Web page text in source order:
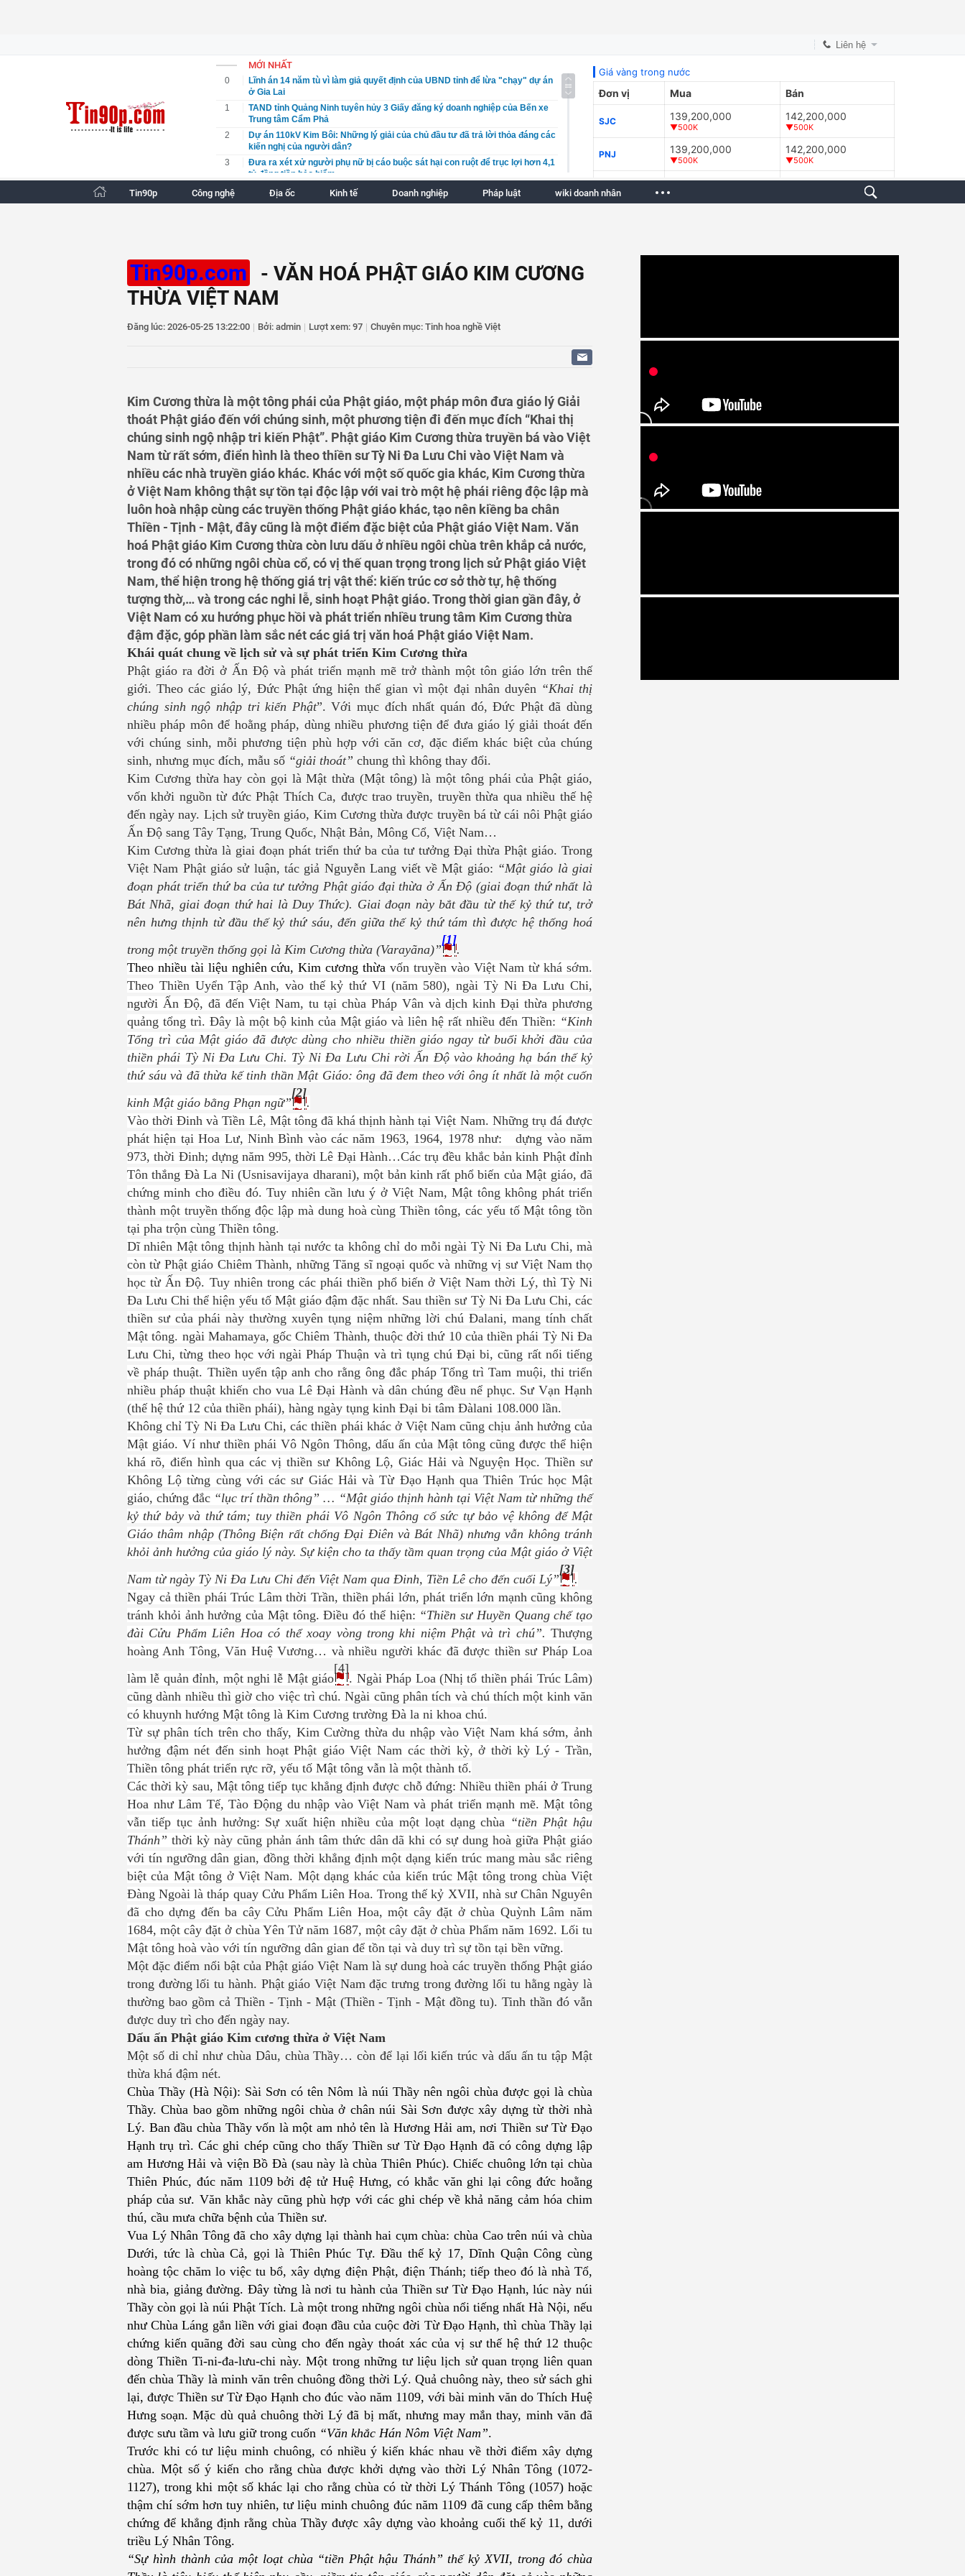
Liên hệ
MỚI NHẤT
0
Lĩnh án 14 năm tù vì làm giả quyết định của UBND tỉnh để lừa "chạy" dự án
ở Gia Lai
1
TAND tỉnh Quảng Ninh tuyên hủy 3 Giấy đăng ký doanh nghiệp của Bến xe
Trung tâm Cẩm Phả
2
Dự án 110kV Kim Bôi: Những lý giải của chủ đầu tư đã trả lời thỏa đáng các
kiến nghị của người dân?
3
Đưa ra xét xử người phụ nữ bị cáo buộc sát hại con ruột để trục lợi hơn 4,1
tỷ đồng tiền bảo hiểm
4
Sở Tư pháp Đồng Nai kiểm tra công tác chứng thực tại UBND xã Tà Lài
5
Việt Nam duy trì vị thế xuất nhập khẩu gạo hàng đầu thế giới
USD
8
Giá xăng dầu đồng loạt giảm trong kỳ điều hành ngày 6/8
9
Cơ quan quản lý và chuyên gia bàn giải pháp quản trị rủi ro thuế thương mại
điện tử
EU
14
Đề xuất phân quyền triệt để cho các thành phố là đô thị đặc biệt
Tin90p Công nghệ Địa ốc Kinh tế Doanh nghiệp Pháp luật wiki doanh nhân
Tin90p.com
- VĂN HOÁ PHẬT GIÁO KIM CƯƠNG
THỪA VIỆT NAM
Đăng lúc: 2026-05-25 13:22:00 | Bởi: admin | Lượt xem: 97 | Chuyên mục: Tinh hoa nghề Việt
Kim Cương thừa là một tông phái của Phật giáo, một pháp môn đưa giáo lý Giải
thoát Phật giáo đến với chúng sinh, một phương tiện đi đến mục đích “Khai thị
chúng sinh ngộ nhập tri kiến Phật”. Phật giáo Kim Cương thừa truyền bá vào Việt
Nam từ rất sớm, điển hình là theo thiền sư Tỳ Ni Đa Lưu Chi vào Việt Nam và
nhiều các nhà truyền giáo khác. Khác với một số quốc gia khác, Kim Cương thừa
ở Việt Nam không thật sự tồn tại độc lập với vai trò một hệ phái riêng độc lập mà
luôn hoà nhập cùng các truyền thống Phật giáo khác, tạo nên kiềng ba chân
Thiền - Tịnh - Mật, đây cũng là một điểm đặc biệt của Phật giáo Việt Nam. Văn
hoá Phật giáo Kim Cương thừa còn lưu dấu ở nhiều ngôi chùa trên khắp cả nước,
trong đó có những ngôi chùa cổ, có vị thế quan trọng trong lịch sử Phật giáo Việt
Nam, thể hiện trong hệ thống giá trị vật thể: kiến trúc cơ sở thờ tự, hệ thống
tượng thờ,… và trong các nghi lễ, sinh hoạt Phật giáo. Trong thời gian gần đây, ở
Việt Nam có xu hướng phục hồi và phát triển nhiều trung tâm Kim Cương thừa
đậm đặc, góp phần làm sắc nét các giá trị văn hoá Phật giáo Việt Nam.
Khái quát chung về lịch sử và sự phát triển Kim Cương thừa
Phật giáo ra đời ở Ấn Độ và phát triển mạnh mẽ trở thành một tôn giáo lớn trên thế
giới.Theo các giáo lý, Đức Phật ứng hiện thế gian vì một đại nhân duyên“Khai thị
chúng sinh ngộ nhập tri kiến Phật”. Với mục đích nhất quán đó, Đức Phật đã dùng
nhiều pháp môn để hoằng pháp, dùng nhiều phương tiện để đưa giáo lý giải thoát đến
với chúng sinh, mỗi phương tiện phù hợp với căn cơ, đặc điểm khác biệt của chúng
sinh, nhưng mục đích, mẫu số “giải thoát” chung thì không thay đổi.
Kim Cương thừa hay còn gọi là Mật thừa (Mật tông) là một tông phái của Phật giáo,
vốn khởi nguồn từ đức Phật Thích Ca, được trao truyền, truyền thừa qua nhiều thế hệ
đến ngày nay. Lịch sử truyền giáo, Kim Cương thừa được truyền bá từ cái nôi Phật giáo
Ấn Độ sang Tây Tạng, Trung Quốc, Nhật Bản, Mông Cổ, Việt Nam…
Kim Cương thừa là giai đoạn phát triển thứ ba của tư tưởng Đại thừa Phật giáo. Trong
Việt Nam Phật giáo sử luận, tác giả Nguyễn Lang viết về Mật giáo: “Mật giáo là giai
đoạn phát triển thứ ba của tư tưởng Phật giáo đại thừa ở Ấn Độ (giai đoạn thứ nhất là
Bát Nhã, giai đoạn thứ hai là Duy Thức). Giai đoạn này bắt đầu từ thế kỷ thứ tư, trở
nên hưng thịnh từ đầu thế kỷ thứ sáu, đến giữa thế kỷ thứ tám thì được hệ thống hoá
trong một truyền thống gọi là Kim Cương thừa (Varayãna)”
[1]
.
Theo nhiều tài liệu nghiên cứu, Kim cương thừa vốn truyền vào Việt Nam từ khá sớm.
Theo Thiền UyểnTậpAnh, vào thế kỷ thứ VI(năm 580), ngài Tỳ Ni Đa Lưu Chi,
người Ấn Độ, đã đến Việt Nam, tu tại chùa Pháp Vânvà dịch kinh Đại thừa phương
quảng tổng trì. Đây là một bộ kinh của Mật giáo và liên hệ rất nhiều đến Thiền: “Kinh
Tổng trì của Mật giáo đã được dùng cho nhiều thiền giáo ngay từ buổi khởi đầu của
thiền phái Tỳ Ni Đa Lưu Chi. Tỳ Ni Đa Lưu Chi rời Ấn Độ vào khoảng hạ bán thế kỷ
thứ sáu và đã thừa kế tinh thần Mật Giáo: ông đã đem theo với ông ít nhất là một cuốn
kinh Mật giáo bằng Phạn ngữ”
[2]
.
Vào thời Đinh và Tiền Lê, Mật tông đã khá thịnh hành tại Việt Nam. Những trụ đá được
phát hiện tại Hoa Lư, Ninh Bình vào các năm 1963, 1964, 1978 như: dựng vào năm
973, thời Đinh; dựng năm 995, thời Lê Đại Hành…Các trụ đều khắc bản kinh Phật đỉnh
Tôn thắng Đà La Ni (Usnisavijaya dharani), một bản kinh rất phổ biến của Mật giáo, đã
chứng minh cho điều đó. Tuy nhiên cần lưu ý ở Việt Nam, Mật tông không phát triển
thành một truyền thống độc lập mà dung hoà cùng Thiền tông, các yếu tố Mật tông tồn
tại pha trộn cùng Thiền tông.
Dĩ nhiên Mật tông thịnh hành tại nước ta không chỉ do mỗi ngài Tỳ Ni Đa Lưu Chi, mà
còn từ Phật giáo Chiêm Thành, những Tăng sĩ ngoại quốc và những vị sư Việt Nam thọ
học từ Ấn Độ. Tuynhiên trong các phái thiền phổ biến ở Việt Nam thời Lý, thì Tỳ Ni
Đa Lưu Chi thể hiện yếu tố Mật giáo đậm đặc nhất. Sau thiền sư Tỳ Ni Đa Lưu Chi, các
thiền sư của phái này thường xuyên tụng niệm những lời chú Đalani, mang tính chất
Mật tông. ngài Mahamaya, gốc Chiêm Thành, thuộc đời thứ 10 của thiền phái Tỳ Ni Đa
Lưu Chi, từng theo học với ngài Pháp Thuận và trì tụng chú Đại bi, cũng rất nổi tiếng
về pháp thuật. Thiền uyển tập anh cho rằng ông đắc pháp Tổng trì Tam muội, thi triển
nhiều pháp thuật khiến cho vua Lê Đại Hành và dân chúng đều nể phục. Sư Vạn Hạnh
(thế hệ thứ 12 của thiền phái), hàng ngày tụng kinh Đại bi tâm Đàlani 108.000 lần.
Không chỉ Tỳ Ni Đa Lưu Chi, các thiền phái khác ở Việt Nam cũng chịu ảnh hưởng của
Mật giáo. Ví như thiền phái Vô Ngôn Thông, dấu ấn của Mật tông cũng được thể hiện
khá rõ, điển hình qua các vị thiền sư Không Lộ, Giác Hải và Nguyện Học. Thiền sư
Không Lộ từng cùng với các sư Giác Hải và Từ Đạo Hạnh qua Thiên Trúc học Mật
giáo, chứng đắc “lục trí thần thông” … “Mật giáo thịnh hành tại Việt Nam từ những thế
kỷ thứ bảy và thứ tám; tuy thiền phái Vô Ngôn Thông cố sức tự bảo vệ không để Mật
Giáo thâm nhập (Thông Biện rất chống Đại Điên và Bát Nhã) nhưng vẫn không tránh
khỏi ảnh hưởng của giáo lý này. Sự kiện cho ta thấy tầm quan trọng của Mật giáo ở Việt
Nam từ ngày Tỳ Ni Đa Lưu Chi đến Việt Nam qua Đinh, Tiền Lê cho đến cuối Lý”
[3]
.
Ngay cả thiền phái Trúc Lâm thời Trần, thiền phái lớn, phát triển lớn mạnh cũng không
tránh khỏi ảnh hưởng của Mật tông. Điều đó thể hiện: “Thiền sư Huyền Quang chế tạo
đài Cửu Phẩm Liên Hoa có thể xoay vòng trong khi niệm Phật và trì chú”. Thượng
hoàng Anh Tông, Văn Huệ Vương… và nhiều người khác đã được thiền sư Pháp Loa
làm lễ quản đỉnh, một nghi lễ Mật giáo
[4]
. Ngài Pháp Loa (Nhị tổ thiền phái Trúc Lâm)
cũng dành nhiều thì giờ cho việc trì chú. Ngài cũng phân tích và chú thích một kinh văn
có khuynh hướng Mật tông là Kim Cương trường Đà la ni khoa chú.
Từ sự phân tích trên cho thấy, Kim Cường thừa du nhập vào Việt Nam khá sớm, ảnh
hưởng đậm nét đến sinh hoạt Phật giáo Việt Nam các thời kỳ, ở thời kỳ Lý - Trần,
Thiền tông phát triển rực rỡ, yếu tố Mật tông vẫn là một thành tố.
Các thời kỳ sau, Mật tông tiếp tục khẳng định được chỗ đứng: Nhiều thiền phái ở Trung
Hoa như Lâm Tế, Tào Động du nhập vào Việt Nam và phát triển mạnh mẽ. Mật tông
vẫn tiếp tục ảnh hưởng: Sự xuất hiện nhiều của một loạt dạng chùa “tiền Phật hậu
Thánh” thời kỳ này cũng phản ánh tâm thức dân dã khi có sự dung hoà giữa Phật giáo
với tín ngưỡng dân gian, đồng thời khẳng định một dạng kiến trúc mang màu sắc riêng
biệt của Mật tông ở Việt Nam. Một dạng khác của kiến trúc Mật tông trong chùa Việt
Đàng Ngoài là tháp quay Cửu Phẩm Liên Hoa. Trong thế kỷ XVII, nhà sư Chân Nguyên
đã cho dựng đến ba cây Cửu Phẩm Liên Hoa, một cây đặt ở chùa Quỳnh Lâm năm
1684, một cây đặt ở chùa Yên Tử năm 1687, một cây đặt ở chùa Phẩm năm 1692. Lối tu
Mật tông hoà vào với tín ngưỡng dân gian để tồn tại và duy trì sự tồn tại bền vững.
Một đặc điểm nổi bật của Phật giáo Việt Nam là sự dung hoà các truyền thống Phật giáo
trong đường lối tu hành. Phật giáo Việt Nam đặc trưng trong đường lối tu hằng ngày là
thường bao gồm cả Thiền - Tịnh - Mật (Thiền - Tịnh - Mật đồng tu). Tinh thần đó vẫn
được duy trì cho đến ngày nay.
Dấu ấn Phật giáo Kim cương thừa ở Việt Nam
Một số di chỉ như chùa Dâu, chùa Thầy… còn để lại lối kiến trúc và dấu ấn tu tập Mật
thừa khá đậm nét.
Chùa Thầy (Hà Nội): Sài Sơn có tên Nôm là núi Thầy nên ngôi chùa được gọi là chùa
Thầy. Chùa bao gồm những ngôi chùaở chân núi Sài Sơn được xây dựng từ thờinhà
Lý. Ban đầu chùa Thầy vốn là một am nhỏ tên là Hương Hải am, nơi Thiền sư Từ Đạo
Hạnh trụ trì. Các ghi chép cũng cho thấy Thiền sư Từ Đạo Hạnh đã có công dựng lập
am Hương Hải và viện Bồ Đà (sau này là chùa Thiên Phúc). Chiếc chuông lớn tại chùa
Thiên Phúc, đúc năm 1109 bởi đệ tử Huệ Hưng, có khắc văn ghi lại công đức hoằng
pháp của sư. Văn khắc này cũng phù hợp với các ghi chép về khả năng cảm hóa chim
thú, cầu mưa chữa bệnh của Thiền sư.
Vua Lý Nhân Tông đã cho xây dựng lại thành hai cụm chùa: chùa Cao trên núi và chùa
Dưới, tức là chùa Cả, gọi là Thiên Phúc Tự. Đầu thế kỷ 17, Dĩnh Quận Công cùng
hoàng tộc chăm lo việc tu bổ, xây dựng điện Phật, điện Thánh; tiếp theo đó là nhà Tổ,
nhà bia, giảng đường. Đây từng là nơi tu hành củaThiền sưTừ Đạo Hạnh, lúc này núi
Thầy còn gọi là núi Phật Tích. Là một trong những ngôi chùa nổi tiếng nhất Hà Nội, nếu
nhưChùa Láng gắn liền với giai đoạn đầu của cuộc đời Từ Đạo Hạnh, thì chùa Thầy lại
chứng kiến quãng đời sau cùng cho đến ngày thoát xác của vị sư thế hệ thứ 12 thuộc
dòng Thiền Ti-ni-đa-lưu-chinày. Một trong những tư liệu lịch sử quan trọng liên quan
đến chùa Thầy là minh văn trên chuông đồng thời Lý. Quả chuông này, theo sử sách ghi
lại, được Thiền sư Từ Đạo Hạnh cho đúc vào năm 1109, với bài minh văn do Thích Huệ
Hưng soạn. Mặc dù quả chuông thời Lý đã bị mất, nhưng may mắn thay, minh văn đã
được sưu tầm và lưu giữ trong cuốn “Văn khắc Hán Nôm Việt Nam”.
Trước khi có tư liệu minh chuông, có nhiều ý kiến khác nhau về thời điểm xây dựng
chùa. Một số ý kiến cho rằng chùa được khởi dựng vào thời Lý Nhân Tông (1072-
1127), trong khi một số khác lại cho rằng chùa có từ thời Lý Thánh Tông (1057) hoặc
thậm chí sớm hơn tuy nhiên, tư liệu minh chuông đúc năm 1109 đã cung cấp thêm bằng
chứng để khẳng định rằng chùa Thầy được xây dựng vào khoảng cuối thế kỷ 11, dưới
triều Lý Nhân Tông.
“Sự hình thành của một loạt chùa “tiền Phật hậu Thánh” thế kỷ XVII, trong đó chùa